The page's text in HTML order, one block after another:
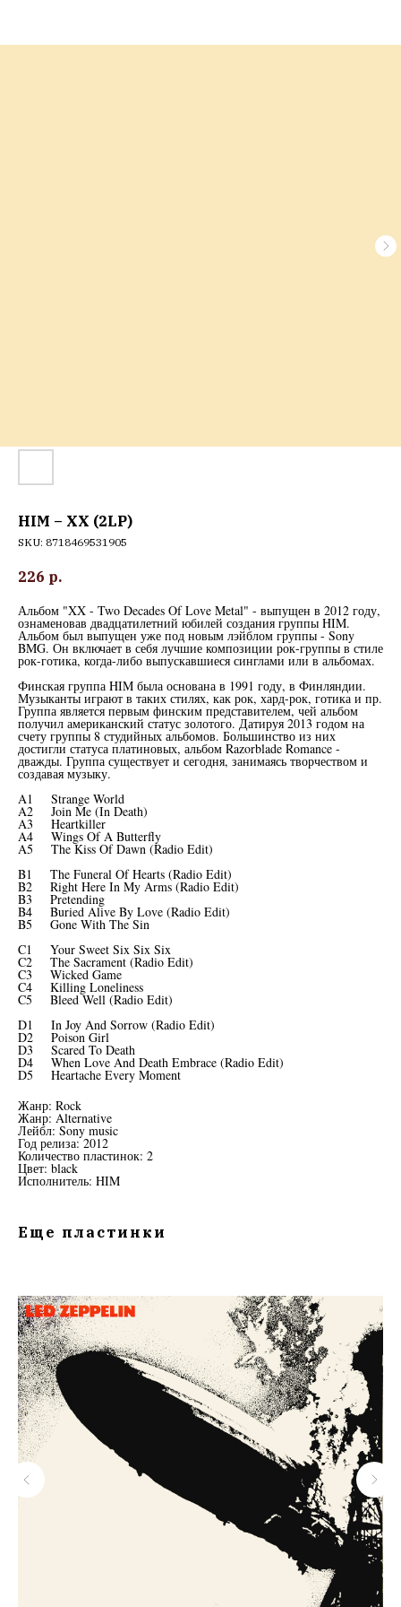
HIM – XX (2LP)
SKU: 8718469531905
226 р.
Альбом "XX - Two Decades Of Love Metal" - выпущен в 2012 году,
ознаменовав двадцатилетний юбилей создания группы HIM.
Альбом был выпущен уже под новым лэйблом группы - Sony
BMG. Он включает в себя лучшие композиции рок-группы в стиле
рок-готика, когда-либо выпускавшиеся синглами или в альбомах.
Финская группа HIM была основана в 1991 году, в Финляндии.
Музыканты играют в таких стилях, как рок, хард-рок, готика и пр.
Группа является первым финским представителем, чей альбом
получил американский статус золотого. Датируя 2013 годом на
счету группы 8 студийных альбомов. Большинство из них
достигли статуса платиновых, альбом Razorblade Romance -
дважды. Группа существует и сегодня, занимаясь творчеством и
создавая музыку.
A1 Strange World
A2 Join Me (In Death)
A3 Heartkiller
A4 Wings Of A Butterfly
A5 The Kiss Of Dawn (Radio Edit)
B1 The Funeral Of Hearts (Radio Edit)
B2 Right Here In My Arms (Radio Edit)
B3 Pretending
B4 Buried Alive By Love (Radio Edit)
B5 Gone With The Sin
C1 Your Sweet Six Six Six
C2 The Sacrament (Radio Edit)
C3 Wicked Game
C4 Killing Loneliness
C5 Bleed Well (Radio Edit)
D1 In Joy And Sorrow (Radio Edit)
D2 Poison Girl
D3 Scared To Death
D4 When Love And Death Embrace (Radio Edit)
D5 Heartache Every Moment
Жанр: Rock
Жанр: Alternative
Лейбл: Sony music
Год релиза: 2012
Количество пластинок: 2
Цвет: black
Исполнитель: HIM
Еще пластинки